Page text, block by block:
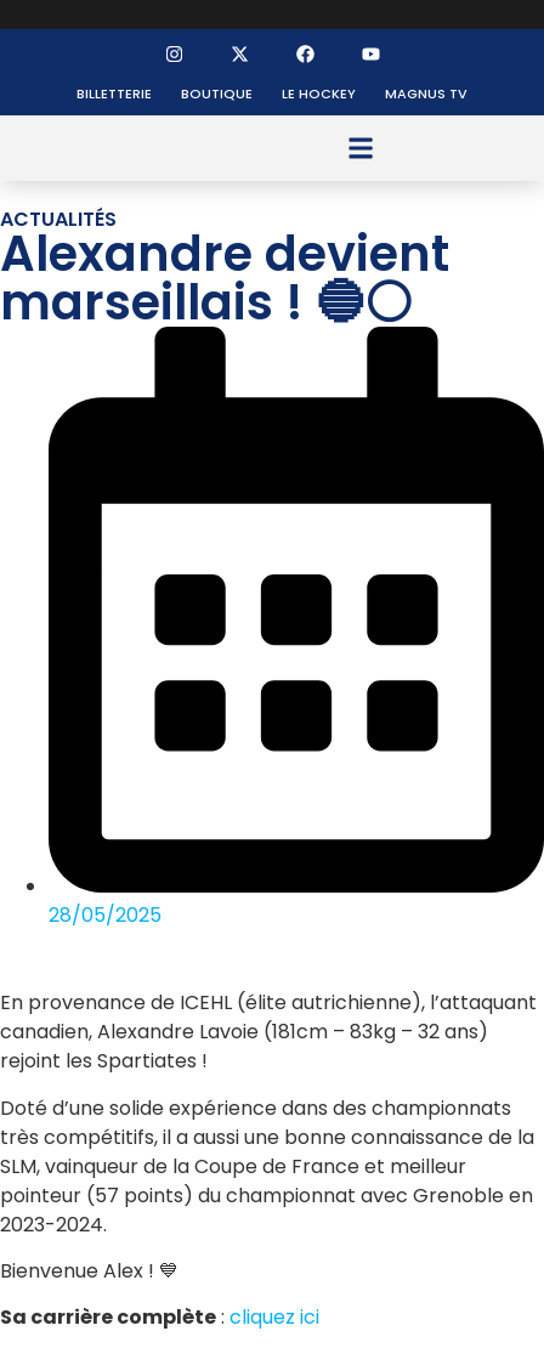
BILLETTERIE BOUTIQUE LE HOCKEY MAGNUS TV
ACTUALITÉS
Alexandre devient
marseillais ! 🔵⚪️
28/05/2025
En provenance de ICEHL (élite autrichienne), l’attaquant
canadien, Alexandre Lavoie (181cm – 83kg – 32 ans)
rejoint les Spartiates !
Doté d’une solide expérience dans des championnats
très compétitifs, il a aussi une bonne connaissance de la
SLM, vainqueur de la Coupe de France et meilleur
pointeur (57 points) du championnat avec Grenoble en
2023-2024.
Bienvenue Alex ! 💙
Sa carrière complète: cliquez ici